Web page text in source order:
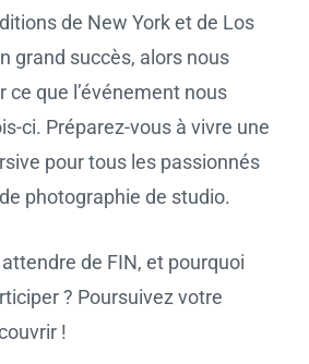
de New York et de Los
grand succès, alors nous
ce que l’événement nous
ci. Préparez-vous à vivre une
pour tous les passionnés
photographie de studio.
de FIN, et pourquoi
? Poursuivez votre
!